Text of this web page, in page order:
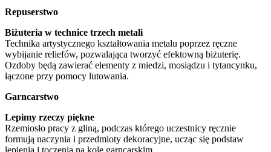
Repuserstwo
Biżuteria w technice trzech metali
Technika artystycznego kształtowania metalu poprzez ręczne
wybijanie reliefów, pozwalająca tworzyć efektowną biżuterię.
Ozdoby będą zawierać elementy z miedzi, mosiądzu i tytancynku,
łączone przy pomocy lutowania.
Garncarstwo
Lepimy rzeczy piękne
Rzemiosło pracy z gliną, podczas którego uczestnicy ręcznie
formują naczynia i przedmioty dekoracyjne, ucząc się podstaw
lepienia i toczenia na kole garncarskim.